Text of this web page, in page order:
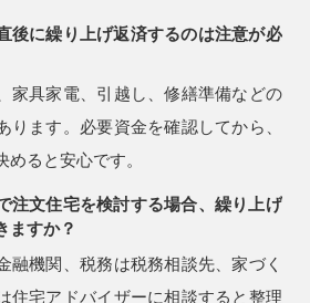
後に繰り上げ返済するのは注意が必
家具家電、引越し、修繕準備などの
ります。必要資金を確認してから、
ると安心です。
注文住宅を検討する場合、繰り上げ
ますか？
融機関、税務は税務相談先、家づく
住宅アドバイザーに相談すると整理